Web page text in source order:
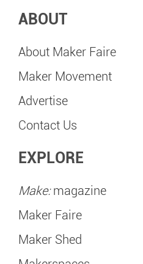
ABOUT
About Maker Faire
Maker Movement
Advertise
Contact Us
EXPLORE
Make:magazine
Maker Faire
Maker Shed